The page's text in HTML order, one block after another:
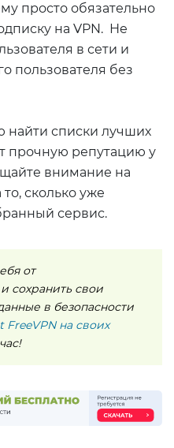
просто обязательно
на VPN. Не
в сети и
пользователя без
найти списки лучших
прочную репутацию у
внимание на
сколько уже
сервис.
от
сохранить свои
в безопасности
FreeVPN на своих